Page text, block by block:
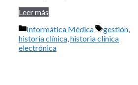
Leer más
Categorías
Informática Médica Etiquetas
gestión,
historia clínica,historia clínica
electrónica